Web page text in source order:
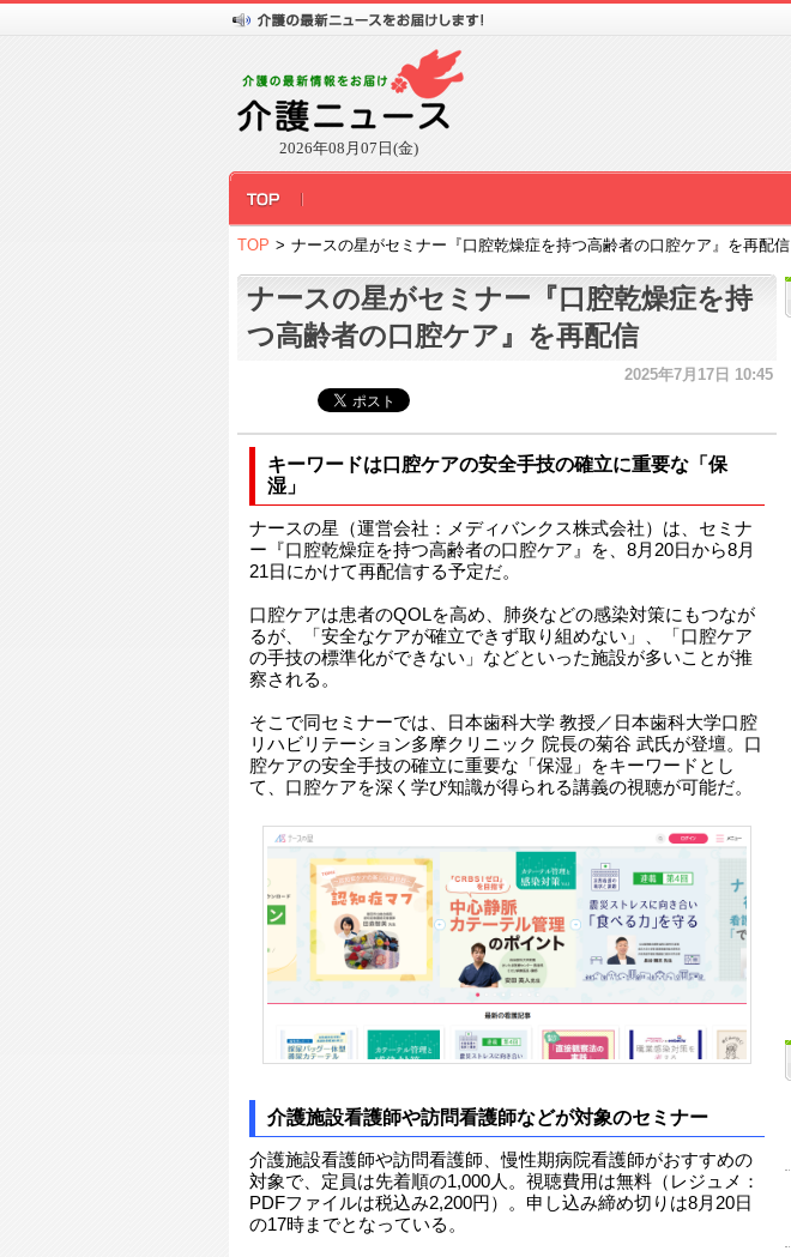
2026年08月07日(金)
TOP > ナースの星がセミナー『口腔乾燥症を持つ高齢者の口腔ケア』を再配信
ナースの星がセミナー『口腔乾燥症を持
つ高齢者の口腔ケア』を再配信
2025年7月17日 10:45
キーワードは口腔ケアの安全手技の確立に重要な「保
湿」
ナースの星（運営会社：メディバンクス株式会社）は、セミナ
ー『口腔乾燥症を持つ高齢者の口腔ケア』を、8月20日から8月
21日にかけて再配信する予定だ。
口腔ケアは患者のQOLを高め、肺炎などの感染対策にもつなが
るが、「安全なケアが確立できず取り組めない」、「口腔ケア
の手技の標準化ができない」などといった施設が多いことが推
察される。
そこで同セミナーでは、日本歯科大学 教授／日本歯科大学口腔
リハビリテーション多摩クリニック 院長の菊谷 武氏が登壇。口
腔ケアの安全手技の確立に重要な「保湿」をキーワードとし
て、口腔ケアを深く学び知識が得られる講義の視聴が可能だ。
介護施設看護師や訪問看護師などが対象のセミナー
介護施設看護師や訪問看護師、慢性期病院看護師がおすすめの
対象で、定員は先着順の1,000人。視聴費用は無料（レジュメ：
PDFファイルは税込み2,200円）。申し込み締め切りは8月20日
の17時までとなっている。